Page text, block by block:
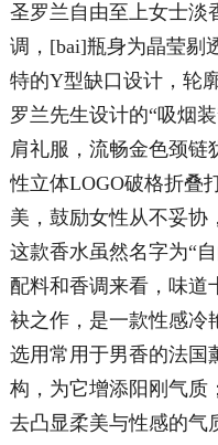
圣罗兰自由至上女士淡
调，[bai]瓶身为晶莹剔
特的Y型缺口设计，轮
罗兰先生设计的“吸烟
肩礼服，流畅金色颈链
性立体LOGO破格折叠
美，鼓励女性从不妥协
这款香水虽然名字为“
配料和香调来看，味道
袂之作，是一款性感冷
选用常用于男香的法国
构，为它增添阳刚气质
去凸显柔美与性感的气